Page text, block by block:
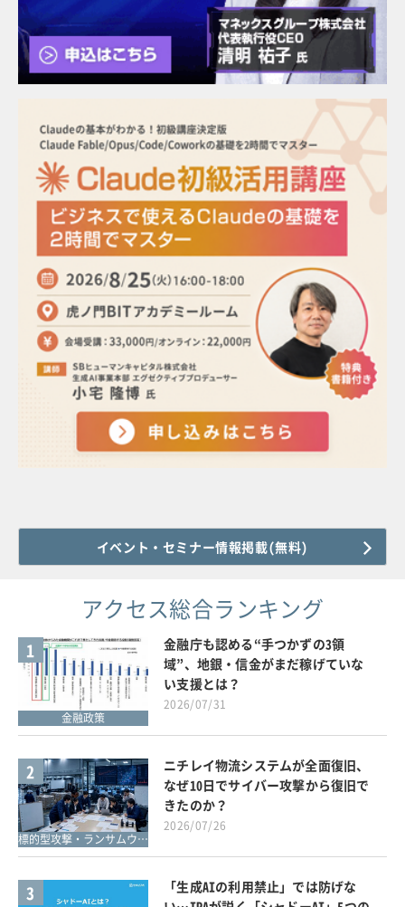
イベント・セミナー情報掲載(無料)
アクセス総合ランキング
1
金融政策
金融庁も認める“手つかずの3領
域”、地銀・信金がまだ稼げていな
い支援とは？
2026/07/31
2
標的型攻撃・ランサムウェア対策
ニチレイ物流システムが全面復旧、
なぜ10日でサイバー攻撃から復旧で
きたのか？
2026/07/26
3
「生成AIの利用禁止」では防げな